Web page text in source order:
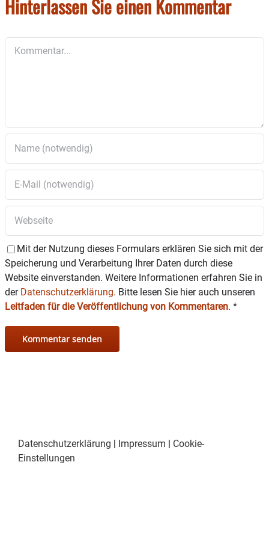
Hinterlassen Sie einen Kommentar
Mit der Nutzung dieses Formulars erklären Sie sich mit der
Speicherung und Verarbeitung Ihrer Daten durch diese
Website einverstanden. Weitere Informationen erfahren Sie in
der Datenschutzerklärung. Bitte lesen Sie hier auch unseren
Leitfaden für die Veröffentlichung von Kommentaren. *
Datenschutzerklärung | Impressum | Cookie-
Einstellungen